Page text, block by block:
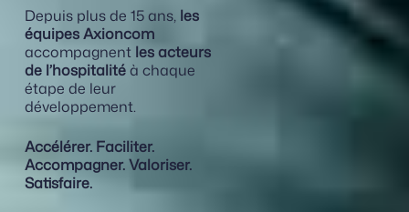
Depuis plus de 15 ans, les
équipes Axioncom
accompagnent les acteurs
de l’hospitalitéà chaque
étape de leur
développement.
Accélérer. Faciliter.
Accompagner. Valoriser.
Satisfaire.